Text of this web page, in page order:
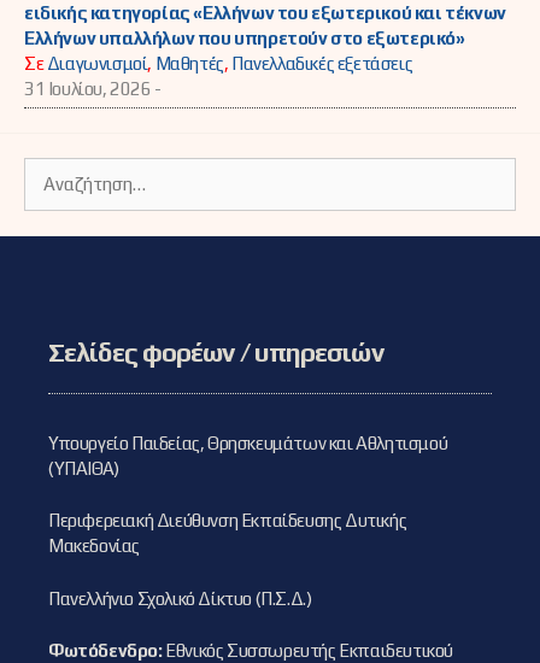
ειδικής κατηγορίας «Ελλήνων του εξωτερικού και τέκνων
Ελλήνων υπαλλήλων που υπηρετούν στο εξωτερικό»
ΣεΔιαγωνισμοί, Μαθητές, Πανελλαδικές εξετάσεις
31 Ιουλίου, 2026 -
για:
Σελίδες φορέων / υπηρεσιών
Υπουργείο Παιδείας, Θρησκευμάτων και Αθλητισμού
(ΥΠΑΙΘΑ)
Περιφερειακή Διεύθυνση Εκπαίδευσης Δυτικής
Μακεδονίας
Πανελλήνιο Σχολικό Δίκτυο (Π.Σ.Δ.)
Φωτόδενδρο:Εθνικός Συσσωρευτής Εκπαιδευτικού